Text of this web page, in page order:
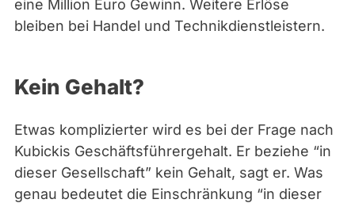
l
a
r
m
eine Million Euro Gewinn. Weitere Erlöse
bleiben bei Handel und Technikdienstleistern.
Kein Gehalt?
Etwas komplizierter wird es bei der Frage nach
Kubickis Geschäftsführergehalt. Er beziehe “in
dieser Gesellschaft” kein Gehalt, sagt er. Was
genau bedeutet die Einschränkung “in dieser